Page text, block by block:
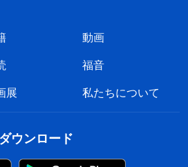
動画
福音
展 私たちについて
ウンロード